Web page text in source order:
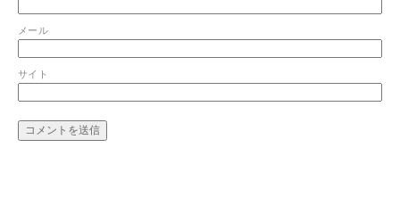
メール
サイト